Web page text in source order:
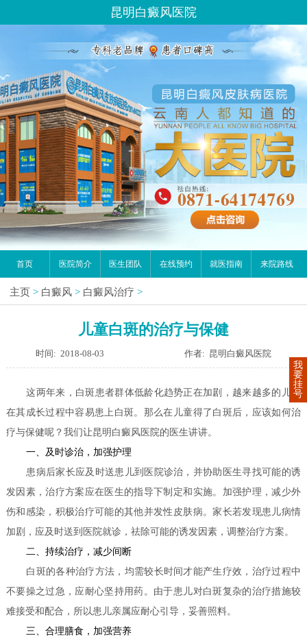
昆明白癜风医院
首页 医院简介 医生团队 在线预约 就医指南 来院路线
主页 > 白癜风 > 白癜风治疗 >
儿童白斑的治疗与保健
时间: 2018-08-03 作者: 昆明白癜风医院
这两年来，白斑患者群体低龄化趋势正在加剧，越来越多的儿童
在其成长过程中容易患上白斑。那么在儿童得了白斑后，应该如何治
疗与保健呢？我们让昆明白癜风医院的医生讲讲。
一、及时诊治，加强护理
患病后家长应及时送患儿到医院诊治，并协助医生寻找可能的诱
发因素，治疗方案应在医生的指导下制定和实施。加强护理，减少外
伤和感染，积极治疗可能的其他并发性皮肤病。家长若发现患儿病情
加剧，应及时送到医院就诊，祛除可能的诱发因素，调整治疗方案。
二、持续治疗，减少间断
白斑的各种治疗方法，均需较长时间才能产生疗效，治疗过程中
不要操之过急，应耐心坚持用药。由于患儿对白斑复杂的治疗措施较
难接受和配合，所以患儿亲属应耐心引导，妥善照料。
三、合理膳食，加强营养
我
要
挂
号